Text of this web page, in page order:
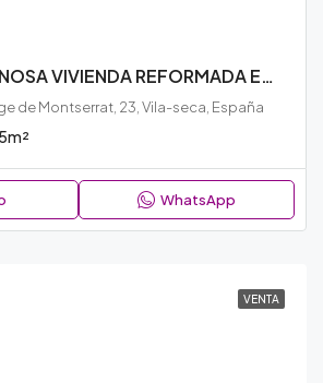
BONITA Y LUMINOSA VIVIENDA REFORMADA EN PLENO CENTRO DE VILA-SECA – N179
de Montserrat, 23, Vila-seca, España
m²
WhatsApp
VENTA